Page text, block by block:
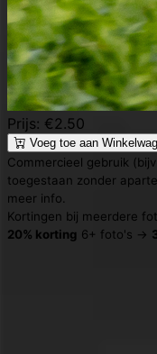
Prijs: €2.50
Voeg toe aan
Commercieel gebruik
toegestaan zonder
meer info.
Kortingen bij meerdere
20% korting 6+ foto's →